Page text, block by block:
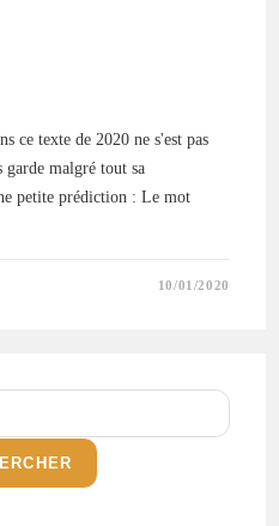
ce texte de 2020 ne s'est pas
garde malgré tout sa
petite prédiction : Le mot
10/01/2020